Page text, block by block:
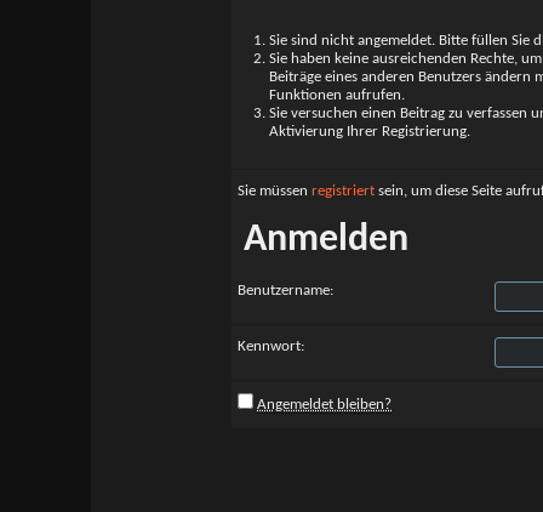
Sie sind nicht angemeldet. Bitte füllen Sie
Sie haben keine ausreichenden Rechte,
Beiträge eines anderen Benutzers
Funktionen aufrufen.
Sie versuchen einen Beitrag zu verfassen
Aktivierung Ihrer Registrierung.
Sie müssen registriert sein, um diese Seite
Anmelden
Benutzername:
Kennwort:
Angemeldet bleiben?